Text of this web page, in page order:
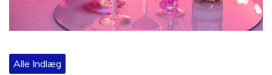
Alle Indlæg